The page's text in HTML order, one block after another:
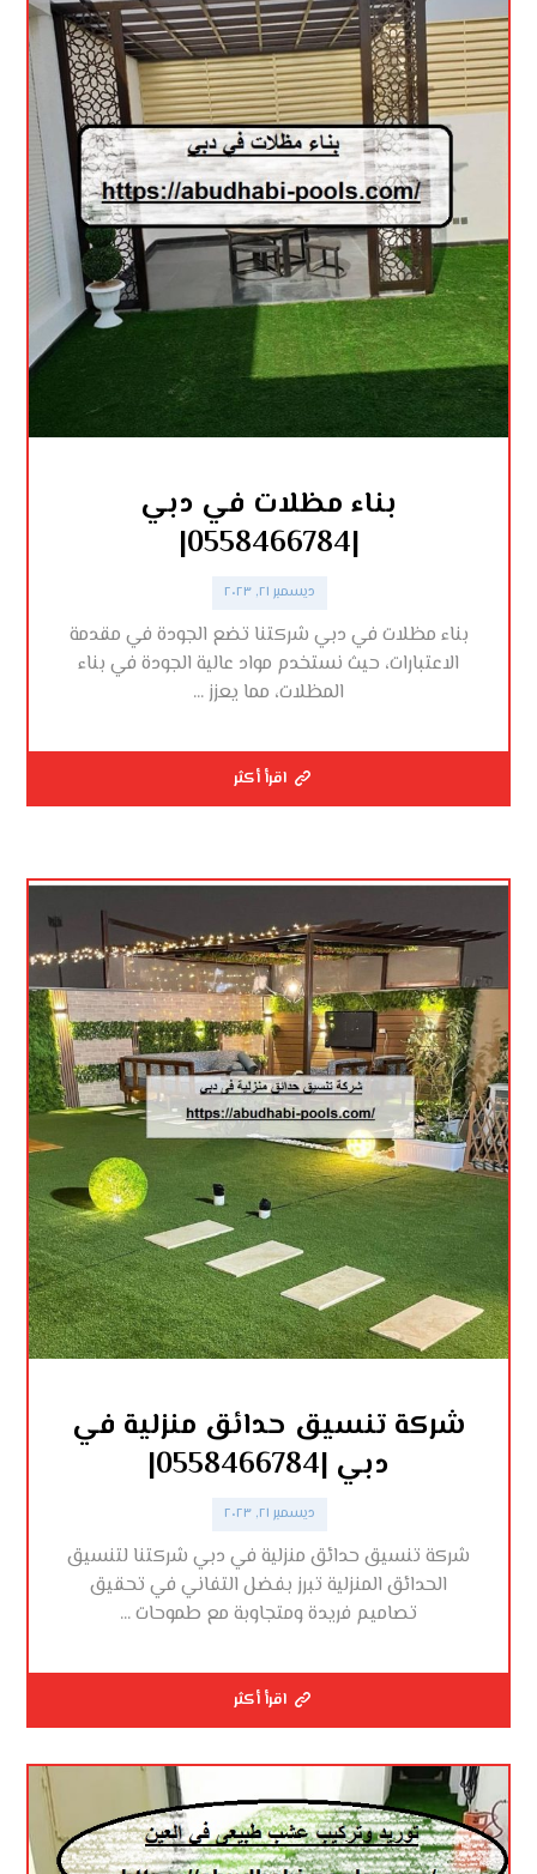
بناء مظلات في دبي
|0558466784|
ديسمبر ٢١, ٢٠٢٣
بناء مظلات في دبي شركتنا تضع الجودة في مقدمة
الاعتبارات، حيث نستخدم مواد عالية الجودة في بناء
المظلات، مما يعزز ...
اقرأ أكثر
شركة تنسيق حدائق منزلية في
دبي |0558466784|
ديسمبر ٢١, ٢٠٢٣
شركة تنسيق حدائق منزلية في دبي شركتنا لتنسيق
الحدائق المنزلية تبرز بفضل التفاني في تحقيق
تصاميم فريدة ومتجاوبة مع طموحات ...
اقرأ أكثر